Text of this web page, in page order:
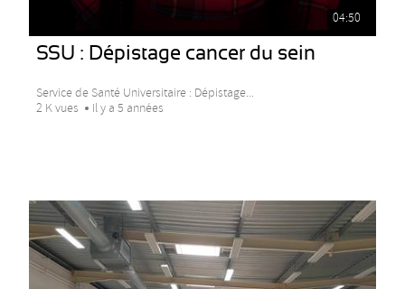
04:50
SSU : Dépistage cancer du sein
Service de Santé Universitaire : Dépistage...
2 K vues
Il y a 5 années